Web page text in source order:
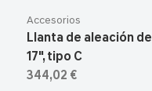
Accesorios
Llanta de aleación de
17", tipo C
344,02 €